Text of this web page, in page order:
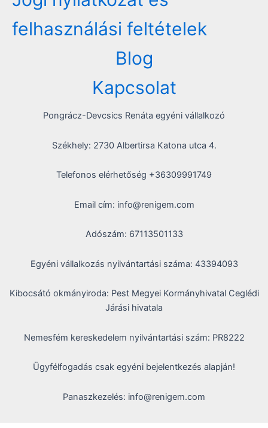
felhasználási feltételek
Blog
Kapcsolat
Pongrácz-Devcsics Renáta egyéni vállalkozó
Székhely: 2730 Albertirsa Katona utca 4.
Telefonos elérhetőség +36309991749
Email cím: info@renigem.com
Adószám: 67113501133
Egyéni vállalkozás nyilvántartási száma: 43394093
Kibocsátó okmányiroda: Pest Megyei Kormányhivatal Ceglédi
Járási hivatala
Nemesfém kereskedelem nyilvántartási szám: PR8222
Ügyfélfogadás csak egyéni bejelentkezés alapján!
Panaszkezelés: info@renigem.com